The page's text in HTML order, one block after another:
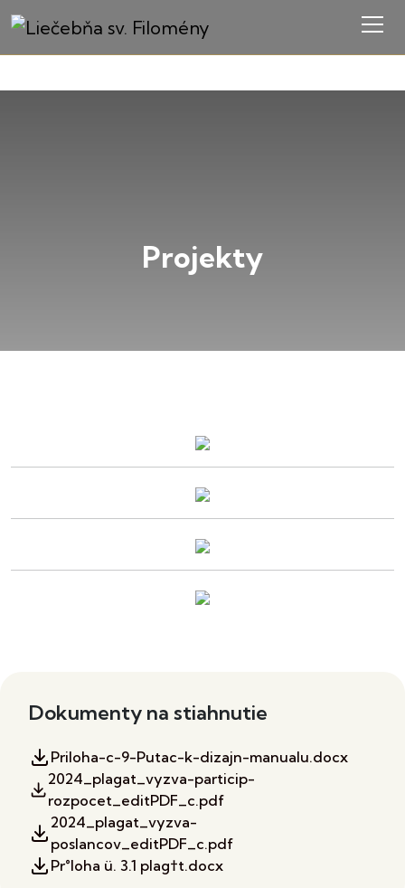
Projekty
Dokumenty na stiahnutie
Priloha-c-9-Putac-k-dizajn-manualu.docx
2024_plagat_vyzva-particip-
rozpocet_editPDF_c.pdf
2024_plagat_vyzva-
poslancov_editPDF_c.pdf
Pr°loha ü. 3.1 plag†t.docx